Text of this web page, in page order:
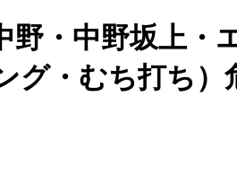
野・中野坂上・
グ・むち打ち）